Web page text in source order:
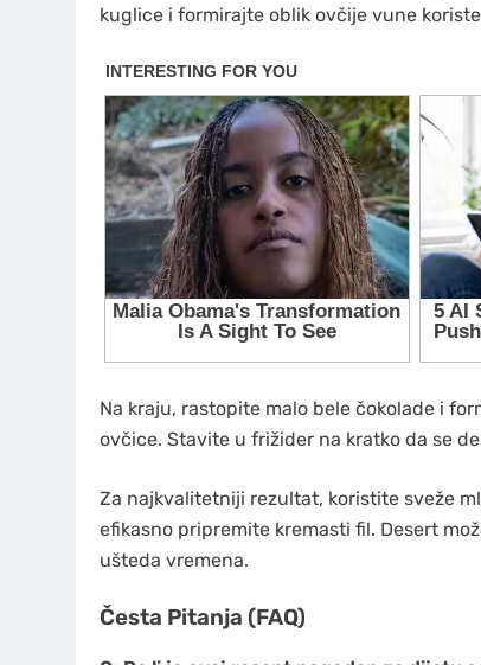
kuglice i formirajte oblik ovčije vune
Na kraju, rastopite malo bele čokolade i
ovčice. Stavite u frižider na kratko da se
Za najkvalitetniji rezultat, koristite sveže
efikasno pripremite kremasti fil. Desert
ušteda vremena.
Česta Pitanja (FAQ)